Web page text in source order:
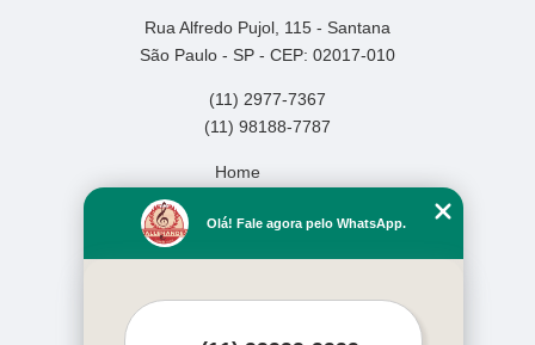
Rua Alfredo Pujol, 115 - Santana
São Paulo - SP - CEP: 02017-010
(11) 2977-7367
(11) 98188-7787
Home
Missão
Olá! Fale agora pelo WhatsApp.